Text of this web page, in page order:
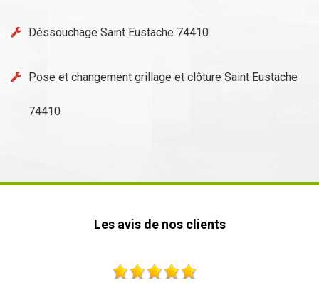
Déssouchage Saint Eustache 74410
Pose et changement grillage et clôture Saint Eustache
74410
Les avis de nos clients